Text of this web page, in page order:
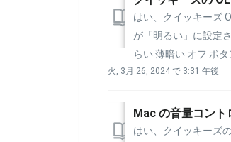
はい、クイッキーズ
が「明るい」に設定
らい 薄暗い オフ ボ
火, 3月 26, 2024 で 3:31 午後
Mac の音量コント
はい、クイッキーズ